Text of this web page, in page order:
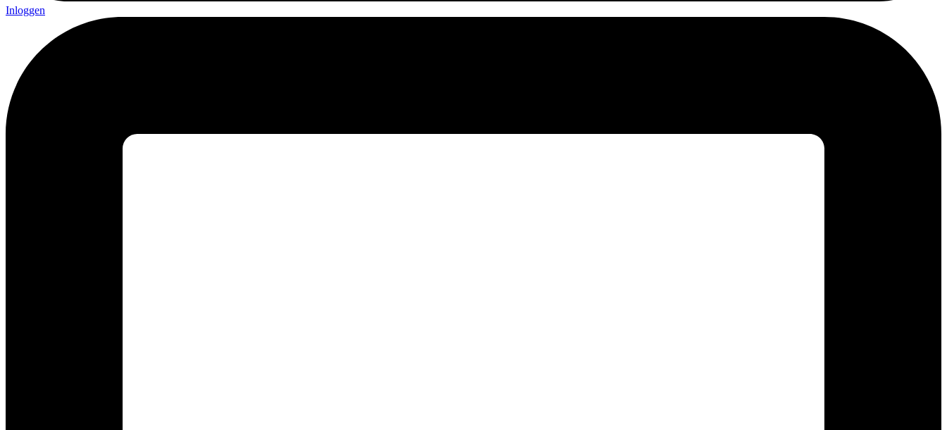
Inloggen